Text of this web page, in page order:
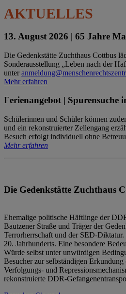
AKTUELLES
13. August 2026 | 65 Jahre
Die Gedenkstätte Zuchthaus Cottbus
Sonderausstellung „Leben nach der
unter
Mehr erfahren
Ferienangebot | Spurensuche
Schülerinnen und Schüler können
und ein rekonstruierter Zellengang
Besuch erfolgt individuell ohne
Mehr erfahren
Die Gedenkstätte Zuchthaus
Ehemalige politische Häftlinge der
Bautzener Straße und Träger der
Terrorherrschaft und der SED-
20. Jahrhunderts. Eine besondere
Würde selbst unter unwürdigen
Besucher zur selbständigen
Verfolgungs- und
rekonstruierte DDR-